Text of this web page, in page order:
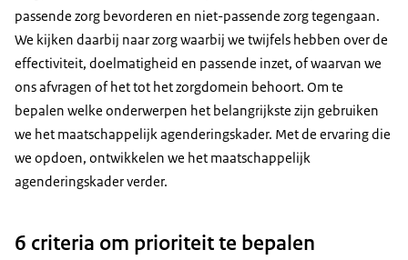
passende zorg bevorderen en niet-passende zorg tegengaan.
We kijken daarbij naar zorg waarbij we twijfels hebben over de
effectiviteit, doelmatigheid en passende inzet, of waarvan we
ons afvragen of het tot het zorgdomein behoort. Om te
bepalen welke onderwerpen het belangrijkste zijn gebruiken
we het maatschappelijk agenderingskader. Met de ervaring die
we opdoen, ontwikkelen we het maatschappelijk
agenderingskader verder.
6 criteria om prioriteit te bepalen